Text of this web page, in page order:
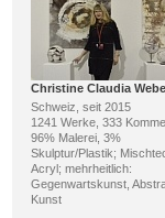
Christine Claudia
Schweiz, seit 2015
1241 Werke, 333
96% Malerei, 3%
Skulptur/Plastik;
Acryl; mehrheitlich:
Gegenwartskunst,
Kunst